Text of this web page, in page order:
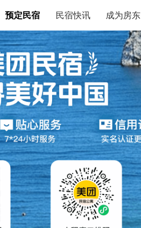
预定民宿 民宿快讯 成为房东